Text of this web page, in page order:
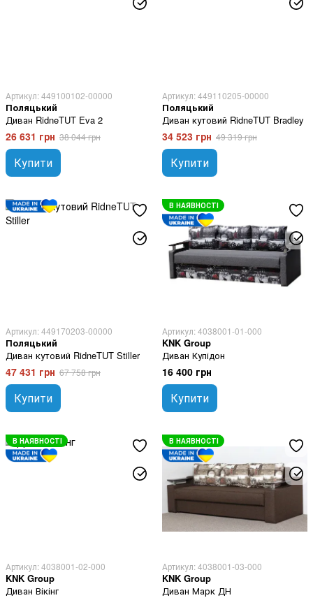
Артикул: 449100102-00000
Поляцький
Диван RidneTUT Eva 2
26 631 грн 38 044 грн
Купити
Артикул: 449110205-00000
Поляцький
Диван кутовий RidneTUT Bradley
34 523 грн 49 319 грн
Купити
Артикул: 449170203-00000
Поляцький
Диван кутовий RidneTUT Stiller
47 431 грн 67 758 грн
Купити
В НАЯВНОСТІ
Артикул: 4038001-01-000
KNK Group
Диван Купідон
16 400 грн
Купити
В НАЯВНОСТІ
Артикул: 4038001-02-000
KNK Group
Диван Вікінг
В НАЯВНОСТІ
Артикул: 4038001-03-000
KNK Group
Диван Марк ДН